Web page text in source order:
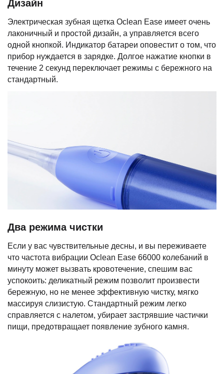
Дизайн
Электрическая зубная щетка Oclean Ease имеет очень
лаконичный и простой дизайн, а управляется всего
одной кнопкой. Индикатор батареи оповестит о том, что
прибор нуждается в зарядке. Долгое нажатие кнопки в
течение 2 секунд переключает режимы с бережного на
стандартный.
Два режима чистки
Если у вас чувствительные десны, и вы переживаете
что частота вибрации Oclean Ease 66000 колебаний в
минуту может вызвать кровотечение, спешим вас
успокоить: деликатный режим позволит произвести
бережную, но не менее эффективную чистку, мягко
массируя слизистую. Стандартный режим легко
справляется с налетом, убирает застрявшие частички
пищи, предотвращает появление зубного камня.